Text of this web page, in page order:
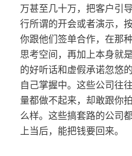
万甚至几十万，把客户引
行所谓的开会或者演示，
你跟他们签单合作，在那
思考空间，再加上本身就
的好听话和虚假承诺忽悠
自己掌握中。这些公司往
量都做不起来，却敢跟你
么样。这些搞套路的公司
上当后，能把钱要回来。